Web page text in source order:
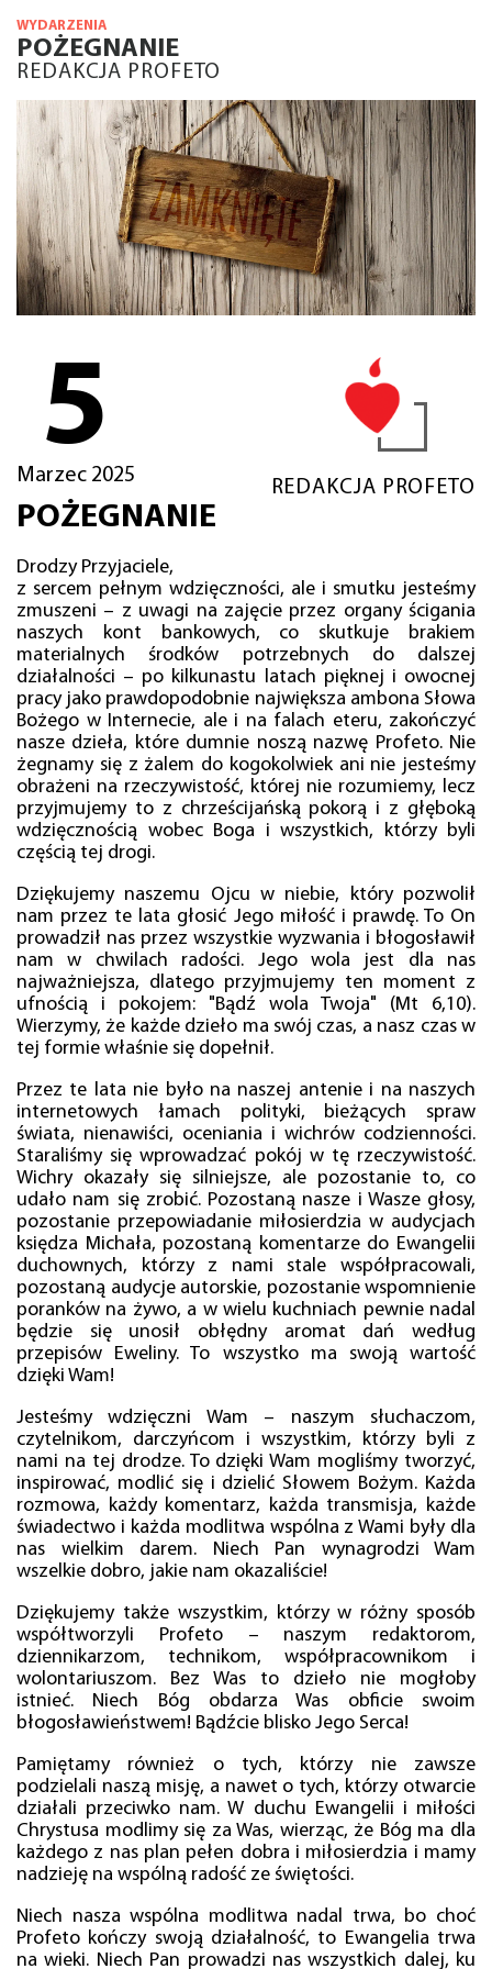
WYDARZENIA
POŻEGNANIE
REDAKCJA PROFETO
5
Marzec 2025
REDAKCJA PROFETO
POŻEGNANIE
Drodzy Przyjaciele,
z sercem pełnym wdzięczności, ale i smutku jesteśmy
zmuszeni – z uwagi na zajęcie przez organy ścigania
naszych kont bankowych, co skutkuje brakiem
materialnych środków potrzebnych do dalszej
działalności – po kilkunastu latach pięknej i owocnej
pracy jako prawdopodobnie największa ambona Słowa
Bożego w Internecie, ale i na falach eteru, zakończyć
nasze dzieła, które dumnie noszą nazwę Profeto. Nie
żegnamy się z żalem do kogokolwiek ani nie jesteśmy
obrażeni na rzeczywistość, której nie rozumiemy, lecz
przyjmujemy to z chrześcijańską pokorą i z głęboką
wdzięcznością wobec Boga i wszystkich, którzy byli
częścią tej drogi.
Dziękujemy naszemu Ojcu w niebie, który pozwolił
nam przez te lata głosić Jego miłość i prawdę. To On
prowadził nas przez wszystkie wyzwania i błogosławił
nam w chwilach radości. Jego wola jest dla nas
najważniejsza, dlatego przyjmujemy ten moment z
ufnością i pokojem: "Bądź wola Twoja" (Mt 6,10).
Wierzymy, że każde dzieło ma swój czas, a nasz czas w
tej formie właśnie się dopełnił.
Przez te lata nie było na naszej antenie i na naszych
internetowych łamach polityki, bieżących spraw
świata, nienawiści, oceniania i wichrów codzienności.
Staraliśmy się wprowadzać pokój w tę rzeczywistość.
Wichry okazały się silniejsze, ale pozostanie to, co
udało nam się zrobić. Pozostaną nasze i Wasze głosy,
pozostanie przepowiadanie miłosierdzia w audycjach
księdza Michała, pozostaną komentarze do Ewangelii
duchownych, którzy z nami stale współpracowali,
pozostaną audycje autorskie, pozostanie wspomnienie
poranków na żywo, a w wielu kuchniach pewnie nadal
będzie się unosił obłędny aromat dań według
przepisów Eweliny. To wszystko ma swoją wartość
dzięki Wam!
Jesteśmy wdzięczni Wam – naszym słuchaczom,
czytelnikom, darczyńcom i wszystkim, którzy byli z
nami na tej drodze. To dzięki Wam mogliśmy tworzyć,
inspirować, modlić się i dzielić Słowem Bożym. Każda
rozmowa, każdy komentarz, każda transmisja, każde
świadectwo i każda modlitwa wspólna z Wami były dla
nas wielkim darem. Niech Pan wynagrodzi Wam
wszelkie dobro, jakie nam okazaliście!
Dziękujemy także wszystkim, którzy w różny sposób
współtworzyli Profeto – naszym redaktorom,
dziennikarzom, technikom, współpracownikom i
wolontariuszom. Bez Was to dzieło nie mogłoby
istnieć. Niech Bóg obdarza Was obficie swoim
błogosławieństwem! Bądźcie blisko Jego Serca!
Pamiętamy również o tych, którzy nie zawsze
podzielali naszą misję, a nawet o tych, którzy otwarcie
działali przeciwko nam. W duchu Ewangelii i miłości
Chrystusa modlimy się za Was, wierząc, że Bóg ma dla
każdego z nas plan pełen dobra i miłosierdzia i mamy
nadzieję na wspólną radość ze świętości.
Niech nasza wspólna modlitwa nadal trwa, bo choć
Profeto kończy swoją działalność, to Ewangelia trwa
na wieki. Niech Pan prowadzi nas wszystkich dalej, ku